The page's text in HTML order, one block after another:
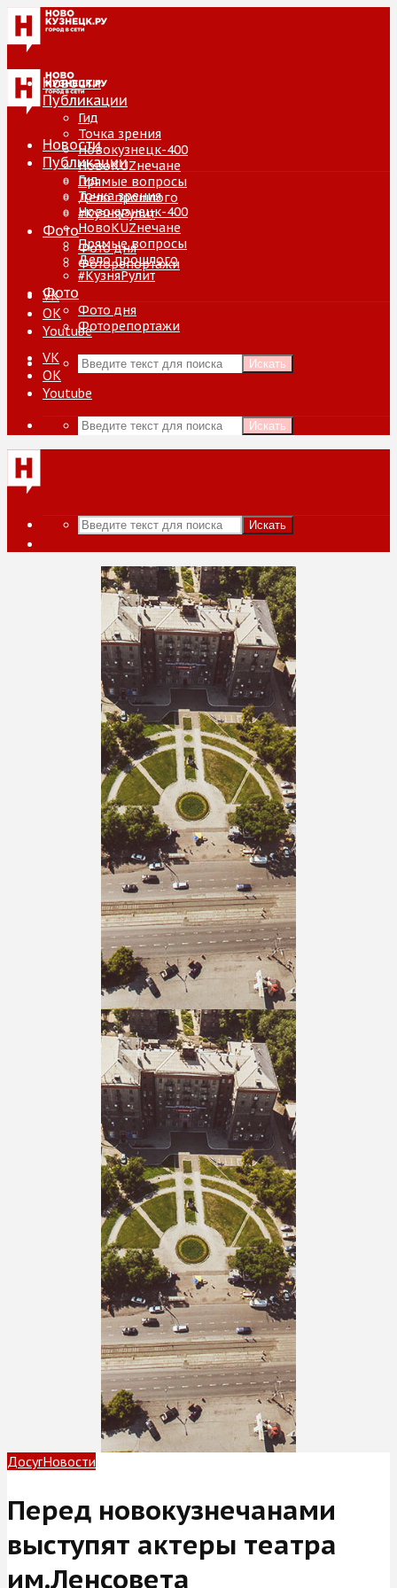
Новости
Публикации
Гид
Точка зрения
Новокузнецк-400
НовоKUZнечане
Прямые вопросы
Дело прошлого
#КузняРулит
Фото
Фото дня
Фоторепортажи
VK
ОК
Youtube
Искать
Новости
Публикации
Гид
Точка зрения
Новокузнецк-400
НовоKUZнечане
Прямые вопросы
Дело прошлого
#КузняРулит
Фото
Фото дня
Фоторепортажи
VK
ОК
Youtube
Искать
Искать
ДосугНовости
Перед новокузнечанами
выступят актеры театра
им.Ленсовета